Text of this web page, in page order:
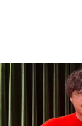
お知らせ
イベント
YouTube
会社情報